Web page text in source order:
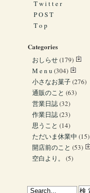
T w i t t e r
P O S T
T o p
Categories
おしらせ(179)
M e n u (304)
小さなお菓子(276)
通販のこと (63)
営業日誌(32)
作業日誌(23)
思うこと (14)
ただいま休業中 (15)
開店前のこと (53)
空白より。
(5)